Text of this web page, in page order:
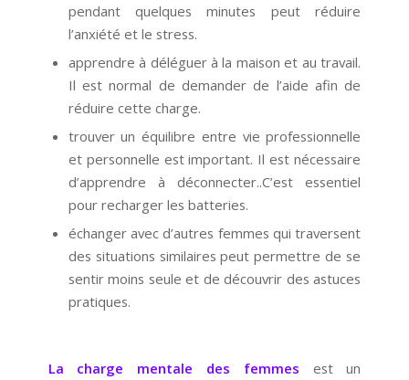
pendant quelques minutes peut réduire
l’anxiété et le stress.
apprendre à déléguer à la maison et au travail.
Il est normal de demander de l’aide afin de
réduire cette charge.
trouver un équilibre entre vie professionnelle
et personnelle est important. Il est nécessaire
d’apprendre à déconnecter..C’est essentiel
pour recharger les batteries.
échanger avec d’autres femmes qui traversent
des situations similaires peut permettre de se
sentir moins seule et de découvrir des astuces
pratiques.
La charge mentale des femmes est un